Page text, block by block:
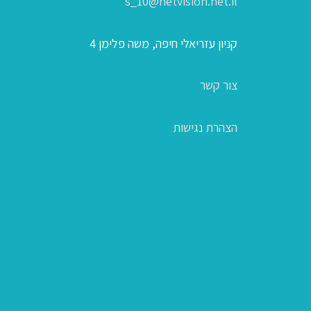
קניון עזריאלי חיפה, משה פלימן 4
צור קשר
הצהרת נגישות